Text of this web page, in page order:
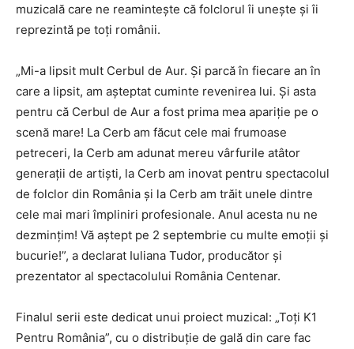
muzicală care ne reamintește că folclorul îi uneşte şi îi
reprezintă pe toţi românii.
„Mi-a lipsit mult Cerbul de Aur. Și parcă în fiecare an în
care a lipsit, am așteptat cuminte revenirea lui. Și asta
pentru că Cerbul de Aur a fost prima mea apariție pe o
scenă mare! La Cerb am făcut cele mai frumoase
petreceri, la Cerb am adunat mereu vârfurile atâtor
generații de artiști, la Cerb am inovat pentru spectacolul
de folclor din România și la Cerb am trăit unele dintre
cele mai mari împliniri profesionale. Anul acesta nu ne
dezmințim! Vă aștept pe 2 septembrie cu multe emoții și
bucurie!”, a declarat Iuliana Tudor, producător și
prezentator al spectacolului România Centenar.
Finalul serii este dedicat unui proiect muzical: „Toți K1
Pentru România”, cu o distribuție de gală din care fac